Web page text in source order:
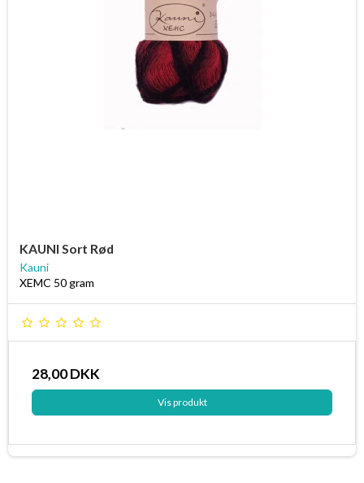
KAUNI Sort Rød
Kauni
XEMC 50 gram
28,00 DKK
Vis produkt